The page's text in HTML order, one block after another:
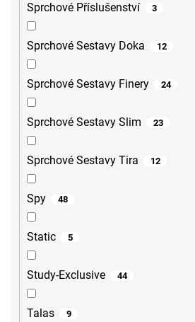
Sprchové Příslušenství 3
Sprchové Sestavy Doka 12
Sprchové Sestavy Finery 24
Sprchové Sestavy Slim 23
Sprchové Sestavy Tira 12
Spy 48
Static 5
Study-Exclusive 44
Talas 9